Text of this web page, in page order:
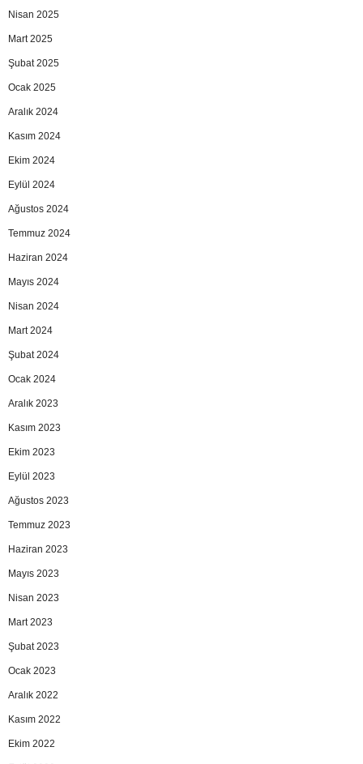
Nisan 2025
Mart 2025
Şubat 2025
Ocak 2025
Aralık 2024
Kasım 2024
Ekim 2024
Eylül 2024
Ağustos 2024
Temmuz 2024
Haziran 2024
Mayıs 2024
Nisan 2024
Mart 2024
Şubat 2024
Ocak 2024
Aralık 2023
Kasım 2023
Ekim 2023
Eylül 2023
Ağustos 2023
Temmuz 2023
Haziran 2023
Mayıs 2023
Nisan 2023
Mart 2023
Şubat 2023
Ocak 2023
Aralık 2022
Kasım 2022
Ekim 2022